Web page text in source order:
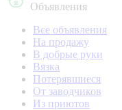
Объявления
Все объявления
На продажу
В добрые руки
Вязка
Потерявшиеся
От заводчиков
Из приютов